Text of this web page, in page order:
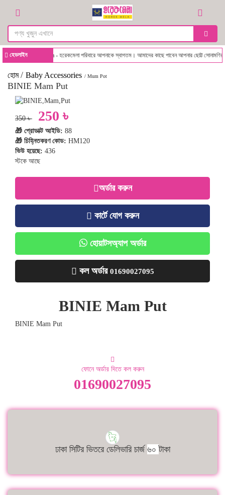
হেডলাইনHorekmela - হরেকমেলা পরিবারে আপনাকে স্বাগতম। আমাদের কাছে পাবেন আপনার ছোট্ট সোনামণির
হোম/ Baby Accessories / Mum Pot
BINIE Mam Put
350 ৳ 250 ৳
🎁 প্রোডাক্ট আইডি: 88
🎁 চিহ্নিতকরণ কোড: HM120
ভিউ হয়েছে: 436
স্টকে আছে
অর্ডার করুন
কার্টে যোগ করুন
হোয়াটসঅ্যাপ অর্ডার
কল অর্ডার 01690027095
BINIE Mam Put
BINIE Mam Put
ফোনে অর্ডার দিতে কল করুন
01690027095
ঢাকা সিটির ভিতরে ডেলিভারি চার্জ ৬০টাকা